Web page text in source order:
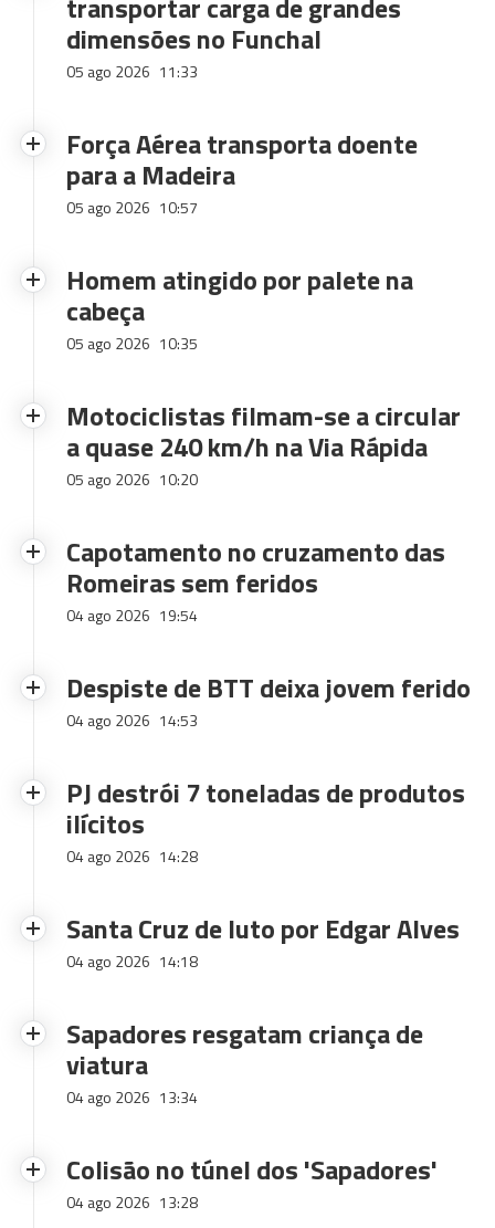
dimensões no Funchal
05 ago 2026 11:33
Força Aérea transporta doente
para a Madeira
05 ago 2026 10:57
Homem atingido por palete na
cabeça
05 ago 2026 10:35
Motociclistas filmam-se a circular
a quase 240 km/h na Via Rápida
05 ago 2026 10:20
Capotamento no cruzamento das
Romeiras sem feridos
04 ago 2026 19:54
Despiste de BTT deixa jovem ferido
04 ago 2026 14:53
PJ destrói 7 toneladas de produtos
ilícitos
04 ago 2026 14:28
Santa Cruz de luto por Edgar Alves
04 ago 2026 14:18
Sapadores resgatam criança de
viatura
04 ago 2026 13:34
Colisão no túnel dos 'Sapadores'
04 ago 2026 13:28